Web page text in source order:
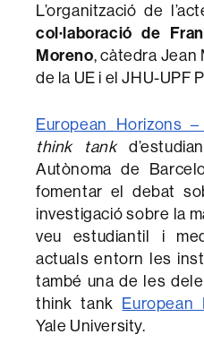
L’organització de
col·laboració de
Moreno, càtedra Jean
de la UE i el JHU-UPF
European Horizons
think tank
Autònoma de
fomentar el debat
investigació sobre la
veu estudiantil i
actuals entorn les
també una de les
think tank European
Yale University.